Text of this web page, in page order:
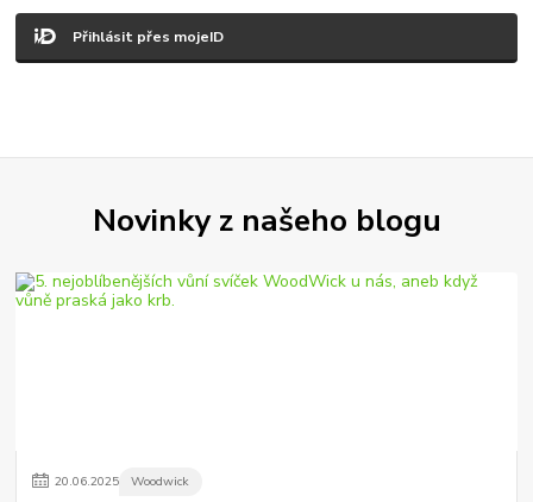
Přihlásit přes mojeID
Novinky z našeho blogu
20.06.2025 Woodwick